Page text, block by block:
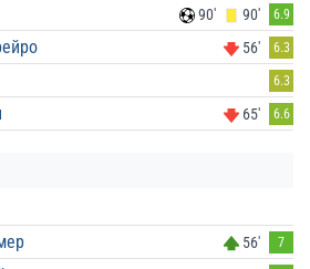
90' 90' 6.9
56' 6.3
6.3
65' 6.6
56' 7